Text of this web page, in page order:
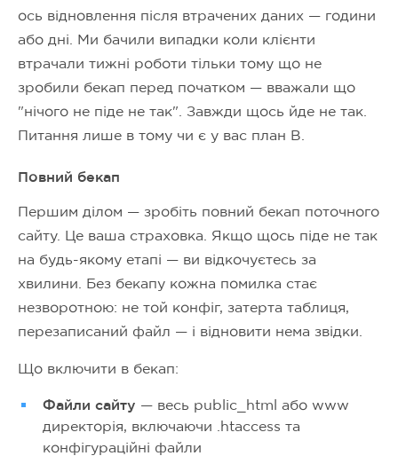
ось відновлення після втрачених даних — години
або дні. Ми бачили випадки коли клієнти
втрачали тижні роботи тільки тому що не
зробили бекап перед початком — вважали що
"нічого не піде не так". Завжди щось йде не так.
Питання лише в тому чи є у вас план B.
Повний бекап
Першим ділом — зробіть повний бекап поточного
сайту. Це ваша страховка. Якщо щось піде не так
на будь-якому етапі — ви відкочуєтесь за
хвилини. Без бекапу кожна помилка стає
незворотною: не той конфіг, затерта таблиця,
перезаписаний файл — і відновити нема звідки.
Що включити в бекап:
Файли сайту — весь public_html або www
директорія, включаючи .htaccess та
конфігураційні файли